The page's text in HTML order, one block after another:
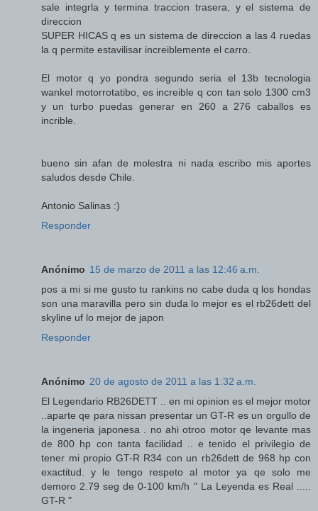
sale integrla y termina traccion trasera, y el sistema de
direccion
SUPER HICAS q es un sistema de direccion a las 4 ruedas
la q permite estavilisar increiblemente el carro.
El motor q yo pondra segundo seria el 13b tecnologia
wankel motorrotatibo, es increible q con tan solo 1300 cm3
y un turbo puedas generar en 260 a 276 caballos es
incrible.
bueno sin afan de molestra ni nada escribo mis aportes
saludos desde Chile.
Antonio Salinas :)
Responder
Anónimo 15 de marzo de 2011 a las 12:46 a.m.
pos a mi si me gusto tu rankins no cabe duda q los hondas
son una maravilla pero sin duda lo mejor es el rb26dett del
skyline uf lo mejor de japon
Responder
Anónimo 20 de agosto de 2011 a las 1:32 a.m.
El Legendario RB26DETT .. en mi opinion es el mejor motor
..aparte qe para nissan presentar un GT-R es un orgullo de
la ingeneria japonesa . no ahi otroo motor qe levante mas
de 800 hp con tanta facilidad .. e tenido el privilegio de
tener mi propio GT-R R34 con un rb26dett de 968 hp con
exactitud. y le tengo respeto al motor ya qe solo me
demoro 2.79 seg de 0-100 km/h " La Leyenda es Real .....
GT-R "